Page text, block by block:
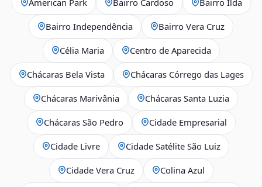
Bairro Independência Bairro Vera Cruz
Célia Maria Centro de Aparecida
Chácaras Bela Vista Chácaras Córrego das Lages
Chácaras Marivânia Chácaras Santa Luzia
Chácaras São Pedro Cidade Empresarial
Cidade Livre Cidade Satélite São Luiz
Cidade Vera Cruz Colina Azul